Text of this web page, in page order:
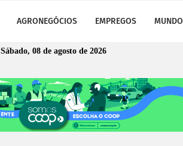
AGRONEGÓCIOS EMPREGOS MUNDO
Sábado, 08 de agosto de 2026